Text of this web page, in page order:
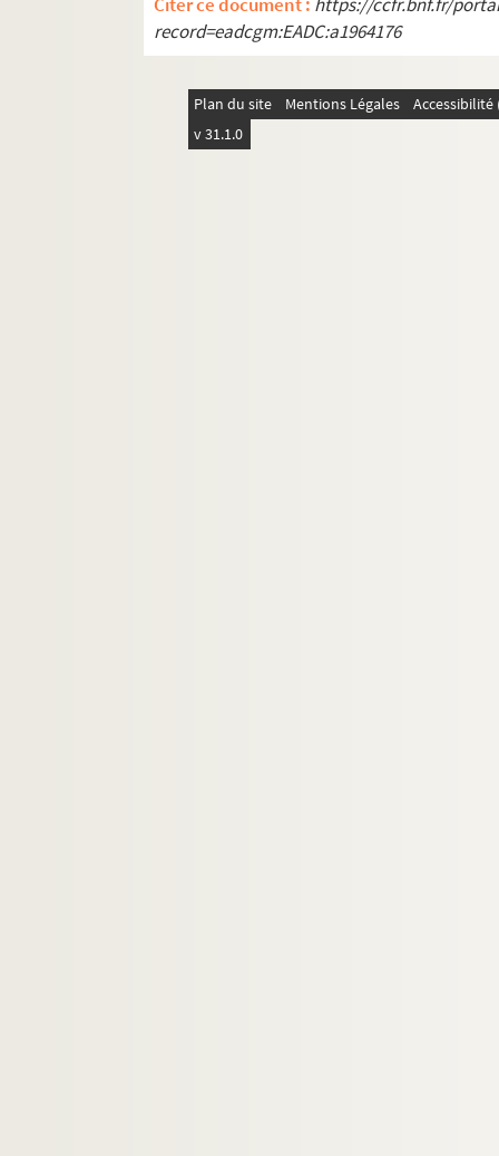
record=eadcgm:EADC:a1964176
Plan du site Mentions Légales
v 31.1.0